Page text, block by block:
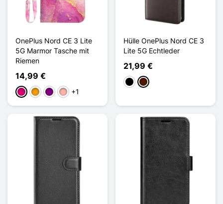
OnePlus Nord CE 3 Lite
5G Marmor Tasche mit
Riemen
14,99 €
Magenta
OrangeViolettRoségold
+1
Hülle OnePlus Nord CE 3
Lite 5G Echtleder
21,99 €
SchwarzDunkelbraun